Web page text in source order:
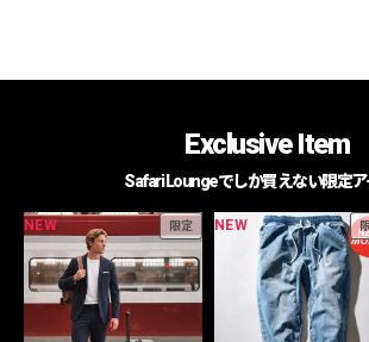
Exclusive Item
Safari Loungeでしか買えない限定ア
NEW 限定 NEW